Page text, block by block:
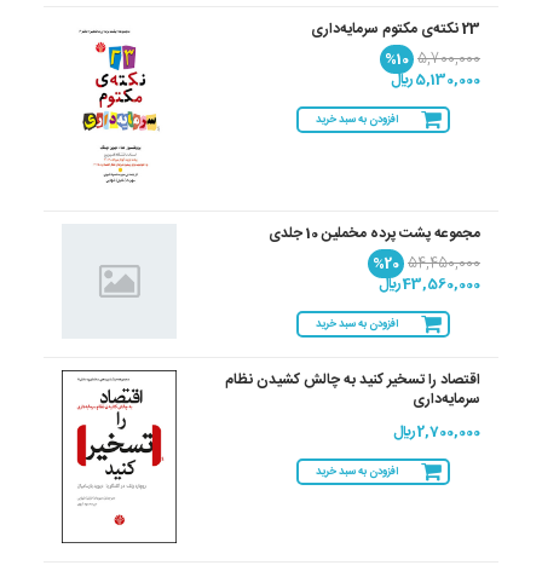
23 نکته‌ی مکتوم سرمایه‌داری
5,700,000
%10
5,130,000 ريال
افزودن به سبد خرید
مجموعه پشت پرده مخملین 10 جلدی
54,450,000
%20
43,560,000 ريال
افزودن به سبد خرید
اقتصاد را تسخیر کنید به چالش کشیدن نظام
سرمایه‌داری
2,700,000 ريال
افزودن به سبد خرید